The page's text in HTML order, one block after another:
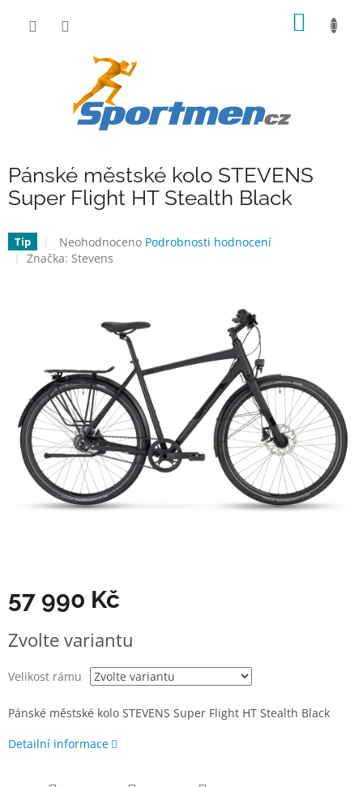
Pánské městské kolo STEVENS
Super Flight HT Stealth Black
Tip
Průměrné
hodnocení
Neohodnoceno Podrobnosti hodnocení
Značka: Stevens
57 990 Kč
cena:
Zvolte variantu
Velikost rámu
Pánské městské kolo STEVENS Super Flight HT Stealth Black
Detailní informace